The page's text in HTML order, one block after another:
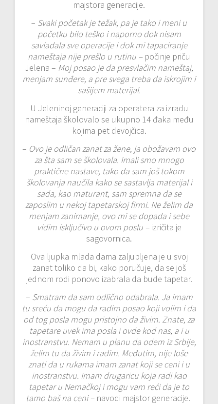
majstora generacije.
– Svaki početak je težak, pa je tako i meni u
početku bilo teško i naporno dok nisam
savladala sve operacije i dok mi tapaciranje
nameštaja nije prešlo u rutinu – počinje priču
Jelena – Moj posao je da presvlačim nameštaj,
menjam sunđere, a pre svega treba da iskrojim i
sašijem materijal.
U Jeleninoj generaciji za operatera za izradu
nameštaja školovalo se ukupno 14 đaka među
kojima pet devojčica.
– Ovo je odličan zanat za žene, ja obožavam ovo
za šta sam se školovala. Imali smo mnogo
praktične nastave, tako da sam još tokom
školovanja naučila kako se sastavlja materijal i
sada, kao maturant, sam spremna da se
zaposlim u nekoj tapetarskoj firmi. Ne želim da
menjam zanimanje, ovo mi se dopada i sebe
vidim isključivo u ovom poslu – izričita je
sagovornica.
Ova ljupka mlada dama zaljubljena je u svoj
zanat toliko da bi, kako poručuje, da se još
jednom rodi ponovo izabrala da bude tapetar.
– Smatram da sam odlično odabrala. Ja imam
tu sreću da mogu da radim posao koji volim i da
od tog posla mogu pristojno da živim. Znate, za
tapetare uvek ima posla i ovde kod nas, a i u
inostranstvu. Nemam u planu da odem iz Srbije,
želim tu da živim i radim. Međutim, nije loše
znati da u rukama imam zanat koji se ceni i u
inostranstvu. Imam drugaricu koja radi kao
tapetar u Nemačkoj i mogu vam reći da je to
tamo baš na ceni – navodi majstor generacije.